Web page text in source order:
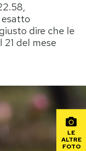
Idee
calcio 2026
dire che le
del mese
LE
ALTRE
FOTO